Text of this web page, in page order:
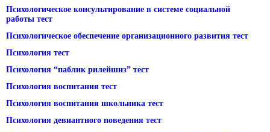
Психологическое консультирование в системе социальной
работы тест
Психологическое обеспечение организационного развития тест
Психология тест
Психология “паблик рилейшнз” тест
Психология воспитания тест
Психология воспитания школьника тест
Психология девиантного поведения тест